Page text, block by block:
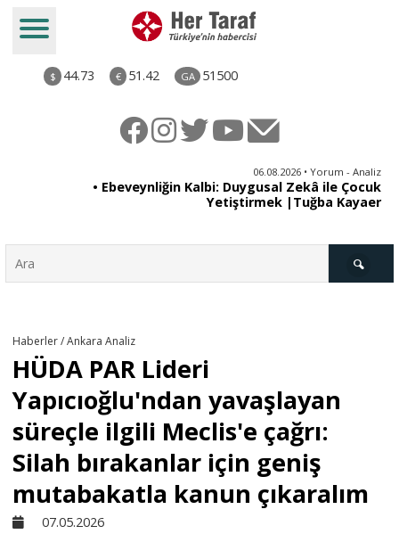
$ 44.73 € 51.42 GA 51500
06.08.2026 • Yorum - Analiz
• Ebeveynliğin Kalbi: Duygusal Zekâ ile Çocuk
Yetiştirmek |Tuğba Kayaer
Derkenar
Sivil Toplum
Kültür - Sanat
Haberler / Ankara Analiz
HÜDA PAR Lideri
Yapıcıoğlu'ndan yavaşlayan
süreçle ilgili Meclis'e çağrı:
Silah bırakanlar için geniş
mutabakatla kanun çıkaralım
07.05.2026